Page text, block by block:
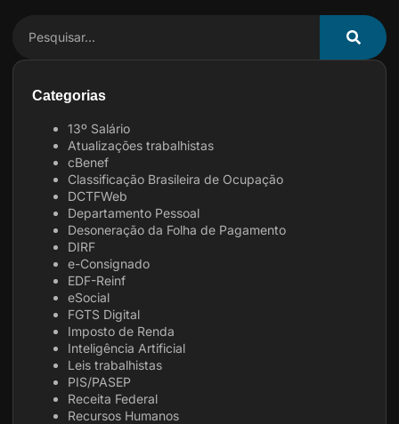
Categorias
13º Salário
Atualizações trabalhistas
cBenef
Classificação Brasileira de Ocupação
DCTFWeb
Departamento Pessoal
Desoneração da Folha de Pagamento
DIRF
e-Consignado
EDF-Reinf
eSocial
FGTS Digital
Imposto de Renda
Inteligência Artificial
Leis trabalhistas
PIS/PASEP
Receita Federal
Recursos Humanos